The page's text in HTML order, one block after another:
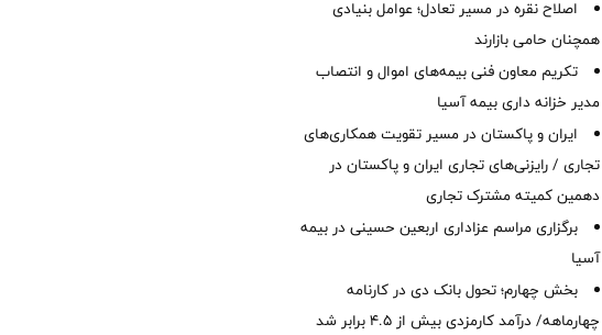
اصلاح نقره در مسیر تعادل؛ عوامل بنیادی
همچنان حامی بازارند
تکریم معاون فنی بیمه‌های اموال و انتصاب
مدیر خزانه داری بیمه آسیا
ایران و پاکستان در مسیر تقویت همکاری‌های
تجاری / رایزنی‌های تجاری ایران و پاکستان در
دهمین کمیته مشترک تجاری
برگزاری مراسم عزاداری اربعین حسینی در بیمه
آسیا
بخش چهارم؛ تحول بانک دی در کارنامه
چهارماهه/ درآمد کارمزدی بیش از ۴.۵ برابر شد